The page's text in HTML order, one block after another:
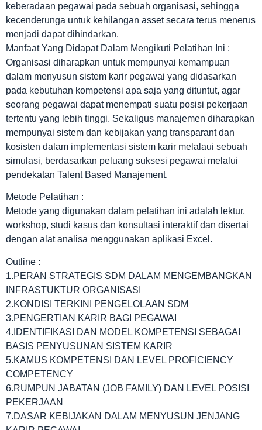
keberadaan pegawai pada sebuah organisasi, sehingga
kecenderunga untuk kehilangan asset secara terus menerus
menjadi dapat dihindarkan.
Manfaat Yang Didapat Dalam Mengikuti Pelatihan Ini :
Organisasi diharapkan untuk mempunyai kemampuan
dalam menyusun sistem karir pegawai yang didasarkan
pada kebutuhan kompetensi apa saja yang dituntut, agar
seorang pegawai dapat menempati suatu posisi pekerjaan
tertentu yang lebih tinggi. Sekaligus manajemen diharapkan
mempunyai sistem dan kebijakan yang transparant dan
kosisten dalam implementasi sistem karir melalaui sebuah
simulasi, berdasarkan peluang suksesi pegawai melalui
pendekatan Talent Based Manajement.
Metode Pelatihan :
Metode yang digunakan dalam pelatihan ini adalah lektur,
workshop, studi kasus dan konsultasi interaktif dan disertai
dengan alat analisa menggunakan aplikasi Excel.
Outline :
1.PERAN STRATEGIS SDM DALAM MENGEMBANGKAN
INFRASTUKTUR ORGANISASI
2.KONDISI TERKINI PENGELOLAAN SDM
3.PENGERTIAN KARIR BAGI PEGAWAI
4.IDENTIFIKASI DAN MODEL KOMPETENSI SEBAGAI
BASIS PENYUSUNAN SISTEM KARIR
5.KAMUS KOMPETENSI DAN LEVEL PROFICIENCY
COMPETENCY
6.RUMPUN JABATAN (JOB FAMILY) DAN LEVEL POSISI
PEKERJAAN
7.DASAR KEBIJAKAN DALAM MENYUSUN JENJANG